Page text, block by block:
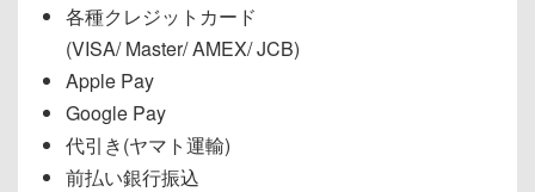
各種クレジットカード
(VISA/ Master/ AMEX/ JCB)
Apple Pay
Google Pay
代引き(ヤマト運輸)
前払い銀行振込